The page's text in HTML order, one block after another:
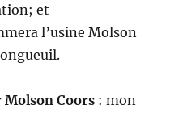
et
l’usine Molson
Molson Coors : mon